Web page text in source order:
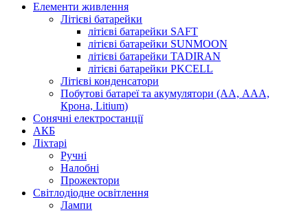
Елементи живлення
Літієві батарейки
літієві батарейки SAFT
літієві батарейки SUNMOON
літієві батарейки TADIRAN
літієві батарейки PKCELL
Літієві конденсатори
Побутові батареї та акумулятори (АА, ААА,
Крона, Litium)
Сонячні електростанції
АКБ
Ліхтарі
Ручні
Налобні
Прожектори
Світлодіодне освітлення
Лампи